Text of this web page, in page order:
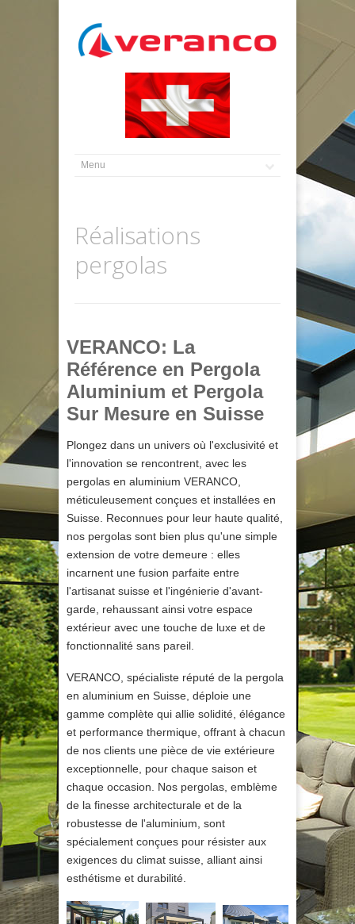
Réalisations
pergolas
VERANCO: La
Référence en Pergola
Aluminium et Pergola
Sur Mesure en Suisse
Plongez dans un univers où l'exclusivité et
l'innovation se rencontrent, avec les
pergolas en aluminium VERANCO,
méticuleusement conçues et installées en
Suisse. Reconnues pour leur haute qualité,
nos pergolas sont bien plus qu'une simple
extension de votre demeure : elles
incarnent une fusion parfaite entre
l'artisanat suisse et l'ingénierie d'avant-
garde, rehaussant ainsi votre espace
extérieur avec une touche de luxe et de
fonctionnalité sans pareil.
VERANCO, spécialiste réputé de la pergola
en aluminium en Suisse, déploie une
gamme complète qui allie solidité, élégance
et performance thermique, offrant à chacun
de nos clients une pièce de vie extérieure
exceptionnelle, pour chaque saison et
chaque occasion. Nos pergolas, emblème
de la finesse architecturale et de la
robustesse de l'aluminium, sont
spécialement conçues pour résister aux
exigences du climat suisse, alliant ainsi
esthétisme et durabilité.